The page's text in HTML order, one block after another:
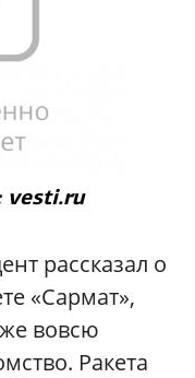
vesti.ru
рассказал о
«Сармат»,
вовсю
Ракета